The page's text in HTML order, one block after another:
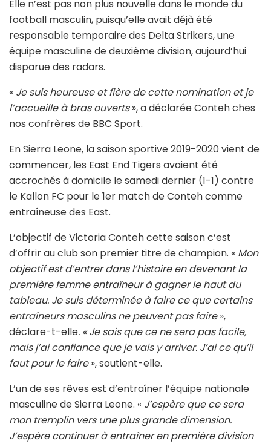
Elle n’est pas non plus nouvelle dans le monde du
football masculin, puisqu’elle avait déjà été
responsable temporaire des Delta Strikers, une
équipe masculine de deuxième division, aujourd’hui
disparue des radars.
« Je suis heureuse et fière de cette nomination et je
l’accueille à bras ouverts», a déclarée Conteh ches
nos confrères de BBC Sport.
En Sierra Leone, la saison sportive 2019-2020 vient de
commencer, les East End Tigers avaient été
accrochés à domicile le samedi dernier (1-1) contre
le Kallon FC pour le 1er match de Conteh comme
entraîneuse des East.
L’objectif de Victoria Conteh cette saison c’est
d’offrir au club son premier titre de champion. « Mon
objectif est d’entrer dans l’histoire en devenant la
première femme entraîneur à gagner le haut du
tableau. Je suis déterminée à faire ce que certains
entraîneurs masculins ne peuvent pas faire»,
déclare-t-elle. « Je sais que ce ne sera pas facile,
mais j’ai confiance que je vais y arriver. J’ai ce qu’il
faut pour le faire», soutient-elle.
L’un de ses rêves est d’entraîner l’équipe nationale
masculine de Sierra Leone. « J’espère que ce sera
mon tremplin vers une plus grande dimension.
J’espère continuer à entraîner en première division